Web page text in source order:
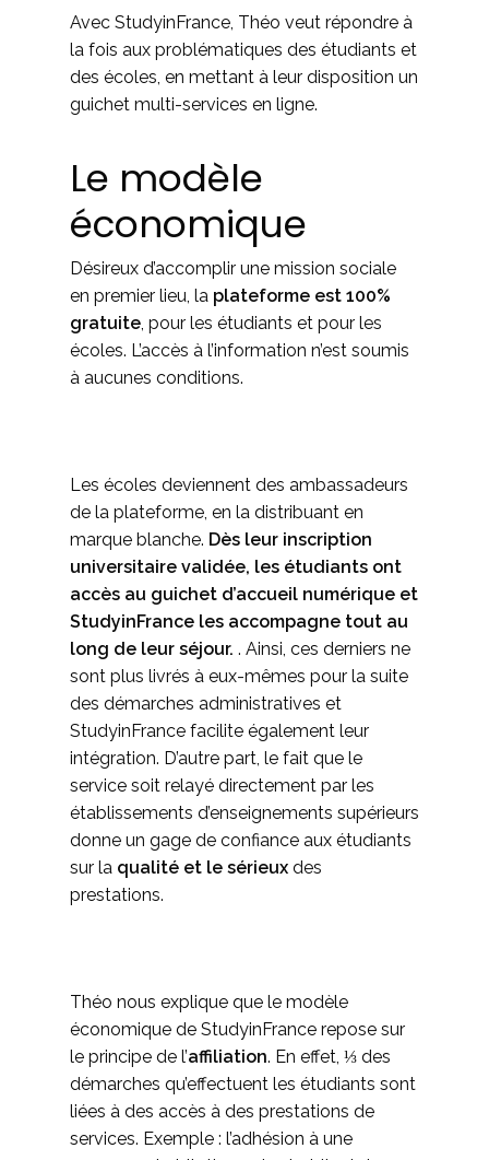
Avec StudyinFrance, Théo veut répondre à
la fois aux problématiques des étudiants et
des écoles, en mettant à leur disposition un
guichet multi-services en ligne.
Le modèle
économique
Désireux d’accomplir une mission sociale
en premier lieu, la plateforme est 100%
gratuite, pour les étudiants et pour les
écoles. L’accès à l’information n’est soumis
à aucunes conditions.
Les écoles deviennent des ambassadeurs
de la plateforme, en la distribuant en
marque blanche. Dès leur inscription
universitaire validée, les étudiants ont
accès au guichet d’accueil numérique et
StudyinFrance les accompagne tout au
long de leur séjour. . Ainsi, ces derniers ne
sont plus livrés à eux-mêmes pour la suite
des démarches administratives et
StudyinFrance facilite également leur
intégration. D’autre part, le fait que le
service soit relayé directement par les
établissements d’enseignements supérieurs
donne un gage de confiance aux étudiants
sur la qualité et le sérieux des
prestations.
Théo nous explique que le modèle
économique de StudyinFrance repose sur
le principe de l’affiliation. En effet, ⅓ des
démarches qu’effectuent les étudiants sont
liées à des accès à des prestations de
services. Exemple : l’adhésion à une